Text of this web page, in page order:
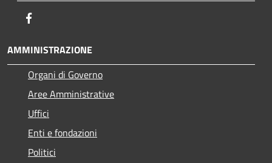
AMMINISTRAZIONE
Organi di Governo
Aree Amministrative
Uffici
Enti e fondazioni
Politici